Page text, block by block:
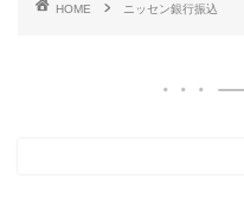
HOME ニッセン銀行振込